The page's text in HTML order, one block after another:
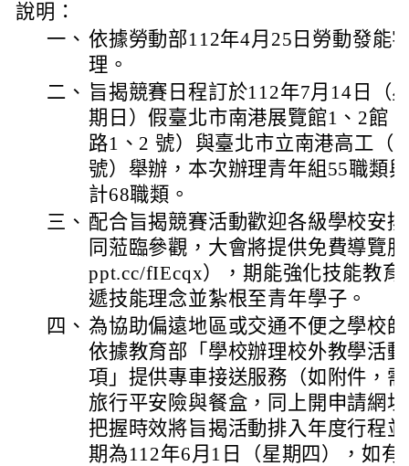
說明：
一、 依據勞動部112年4月25日勞動發能
理。
二、 旨揭競賽日程訂於112年7月14日（
期日）假臺北市南港展覽館1、2館
路1、2 號）與臺北市立南港高工（
號）舉辦，本次辦理青年組55職類
計68職類。
三、 配合旨揭競賽活動歡迎各級學校安
同蒞臨參觀，大會將提供免費導覽
ppt.cc/fIEcqx），期能強化技能教
遞技能理念並紮根至青年學子。
四、 為協助偏遠地區或交通不便之學校
依據教育部「學校辦理校外教學活
項」提供專車接送服務（如附件，
旅行平安險與餐盒，同上開申請網
把握時效將旨揭活動排入年度行程
期為112年6月1日（星期四），如